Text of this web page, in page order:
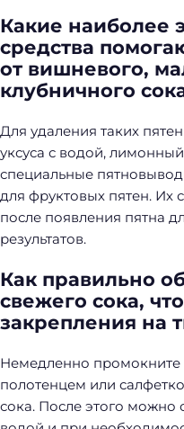
Какие наиболее
средства
от вишневого,
клубничного
Для удаления таких
уксуса с водой,
специальные
для фруктовых пятен. Их
после появления пятна
результатов.
Как правильно
свежего сока,
закрепления на
Немедленно
полотенцем или
сока. После этого можно